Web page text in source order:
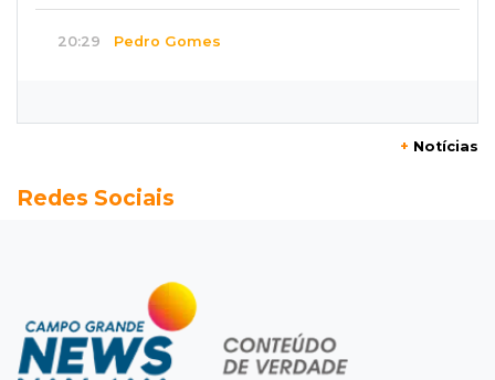
20:29 Pedro Gomes
Pantanal treina em Goiânia antes de jogo que
Campeonato Brasileiro
Remo busca empate com Atlético-MG e segue
na zona de rebaixamento
+ Notícias
Redes Sociais